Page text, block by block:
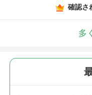
確認さ
多